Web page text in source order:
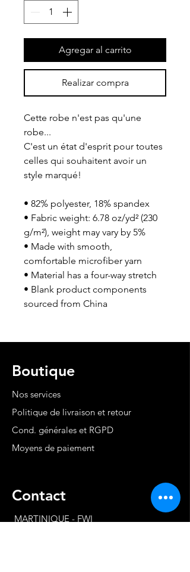
Agregar al carrito
Realizar compra
Cette robe n'est pas qu'une
robe...
C'est un état d'esprit pour toutes
celles qui souhaitent avoir un
style marqué!
• 82% polyester, 18% spandex
• Fabric weight: 6.78 oz/yd² (230
g/m²), weight may vary by 5%
• Made with smooth,
comfortable microfiber yarn
• Material has a four-way stretch
• Blank product components
sourced from China
Boutique
Nos services
Politique de livraison et retour
Cond. générales et RGPD
Moyens de paiement
Contact
MARTINIQUE - FWI